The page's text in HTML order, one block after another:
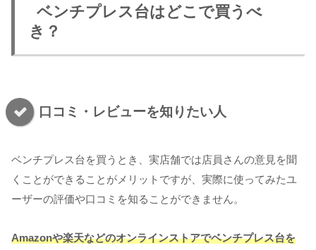
ベンチプレス台はどこで買うべ
き？
口コミ・レビューを知りたい人
ベンチプレス台を買うとき、実店舗では店員さんの意見を聞
くことができることがメリットですが、実際に使ってみたユ
ーザーの評価や口コミを知ることができません。
Amazonや楽天などのオンラインストアでベンチプレス台を